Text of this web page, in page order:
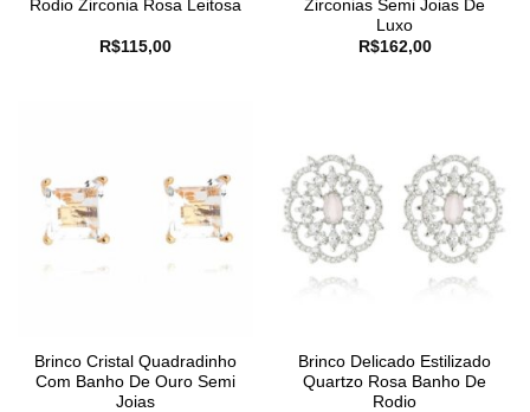
Rodio Zirconia Rosa Leitosa
R$115,00
Zirconias Semi Joias De
Luxo
R$162,00
Brinco Cristal Quadradinho
Com Banho De Ouro Semi
Joias
Brinco Delicado Estilizado
Quartzo Rosa Banho De
Rodio